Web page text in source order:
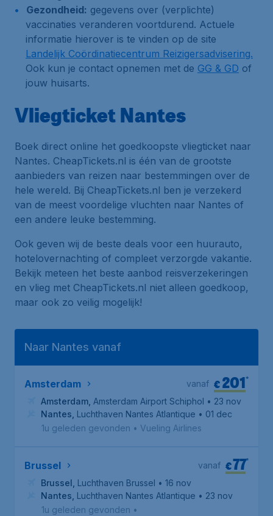
Gezondheid: gegevens over (verplichte)
vaccinaties veranderen voortdurend. Actuele
informatie hierover is te vinden op de site
Landelijk Coördinatiecentrum Reizigersadvisering.
Ook kun je contact opnemen met de GG & GD of
jouw huisarts.
Vliegticket Nantes
Boek direct online het goedkoopste vliegticket naar
Nantes. CheapTickets.nl is één van de grootste
aanbieders van reizen naar bestemmingen over de
hele wereld. Bij CheapTickets.nl ben je verzekerd
van de meest voordelige vluchten naar Nantes of
een andere leuke bestemming.
Ook geven wij de beste deals voor een huurauto,
hotelovernachting of compleet verzorgde vakantie.
Bekijk meteen het beste aanbod reisverzekeringen
en vlieg met CheapTickets.nl niet alleen goedkoop,
maar ook zo veilig mogelijk!
Naar Nantes vanaf
Amsterdam €201*
vanaf
Amsterdam Amsterdam Airport Schiphol • 23 nov
Nantes Luchthaven Nantes Atlantique • 01 dec
1u geleden gevonden • Vueling Airlines
Brussel €77*
vanaf
Brussel Luchthaven Brussel • 16 nov
Nantes Luchthaven Nantes Atlantique • 23 nov
1u geleden gevonden •